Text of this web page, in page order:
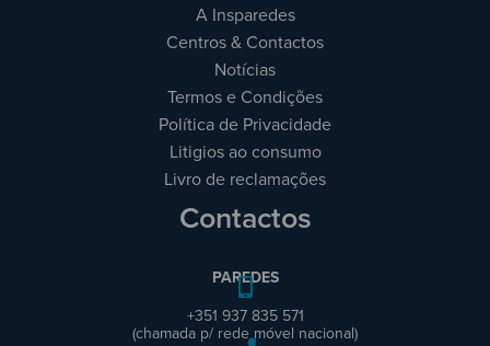
A Insparedes
Centros & Contactos
Notícias
Termos e Condições
Política de Privacidade
Litigios ao consumo
Livro de reclamações
Contactos
PAREDES
+351 937 835 571
(chamada p/ rede móvel nacional)